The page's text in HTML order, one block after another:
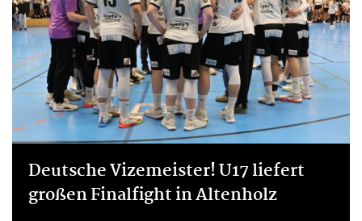
Deutsche Vizemeister! U17 liefert
großen Finalfight in Altenholz